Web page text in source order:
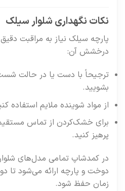
نکات نگهداری شلوار سیلک
پارچه سیلک نیاز به مراقبت
درخشش آن:
ترجیحاً با دست یا در حالت
بشویید.
از مواد شوینده ملایم استفاده
برای خشک‌کردن از تماس مستقیم
پرهیز کنید.
در کمدشاپ تمامی مدل‌های
دوخت و پارچه ارائه می‌شود تا
زمان حفظ شود.